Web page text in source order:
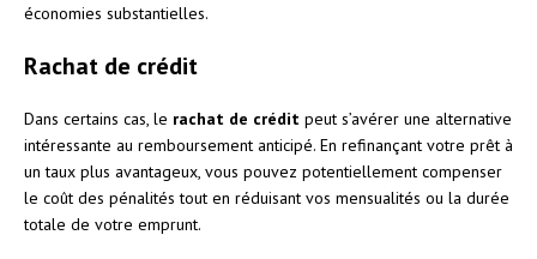
économies substantielles.
Rachat de crédit
Dans certains cas, le rachat de crédit peut s’avérer une alternative
intéressante au remboursement anticipé. En refinançant votre prêt à
un taux plus avantageux, vous pouvez potentiellement compenser
le coût des pénalités tout en réduisant vos mensualités ou la durée
totale de votre emprunt.